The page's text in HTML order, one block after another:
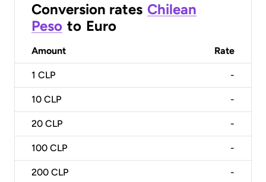
Conversion rates Chilean
Peso to Euro
Amount Rate
1 CLP -
10 CLP -
20 CLP -
100 CLP -
200 CLP -